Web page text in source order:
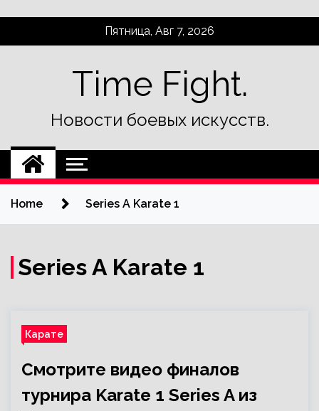
Пятница, Авг 7, 2026
Time Fight.
Новости боевых искусств.
Home Series A Karate 1
Series A Karate 1
Карате
Смотрите видео финалов
турнира Karate 1 Series A из